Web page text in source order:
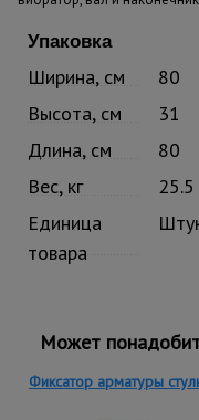
Упаковка
Ширина, см
80
Высота, см
31
Длина, см
80
Вес, кг
25.5
Единица
товара
Может
Фиксатор арматуры